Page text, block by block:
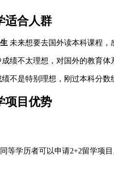
适合人群
未来想要去国外读本科课程，
成绩不太理想，对国外的教育体
不是特别理想，刚过本科分数
项目优势
等学历者可以申请2+2留学项